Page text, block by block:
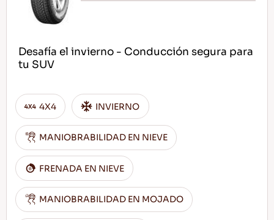
Desafía el invierno - Conducción segura para
tu SUV
4X4 INVIERNO
MANIOBRABILIDAD EN NIEVE
FRENADA EN NIEVE
MANIOBRABILIDAD EN MOJADO